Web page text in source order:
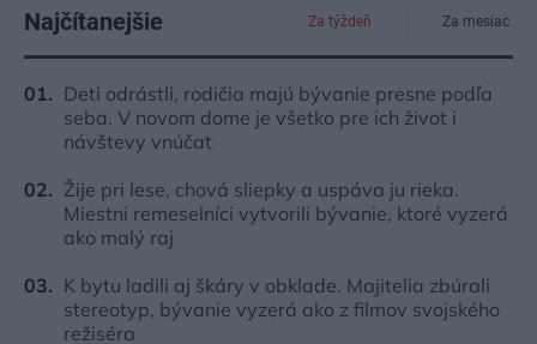
Najčítanejšie Za týždeň Za mesiac
Deti odrástli, rodičia majú bývanie presne podľa
seba. V novom dome je všetko pre ich život i
návštevy vnúčat
Žije pri lese, chová sliepky a uspáva ju rieka.
Miestni remeselníci vytvorili bývanie, ktoré vyzerá
ako malý raj
K bytu ladili aj škáry v obklade. Majitelia zbúrali
stereotyp, bývanie vyzerá ako z filmov svojského
režiséra